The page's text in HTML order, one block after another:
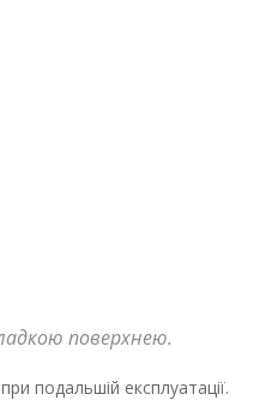
поверхнею.
подальшій експлуатації.